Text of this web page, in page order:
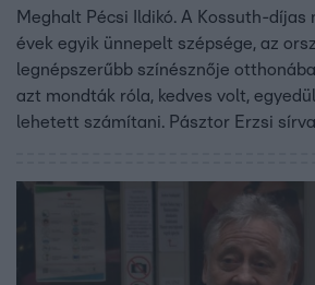
Meghalt Pécsi Ildikó. A Kossuth-díjas
évek egyik ünnepelt szépsége, az
legnépszerűbb színésznője
azt mondták róla, kedves volt,
lehetett számítani. Pásztor Erzsi
Híradónknak: az utolsó hónapokban
vágyott, hogy újra nemrég elhunyt
Pécsi Ildikó 80 éves volt.